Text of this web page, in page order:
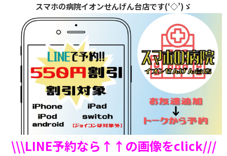
スマホの病院イオンせんげん台店です(‘◇’)ゞ
\\\LINE予約なら↑↑の画像をclick///